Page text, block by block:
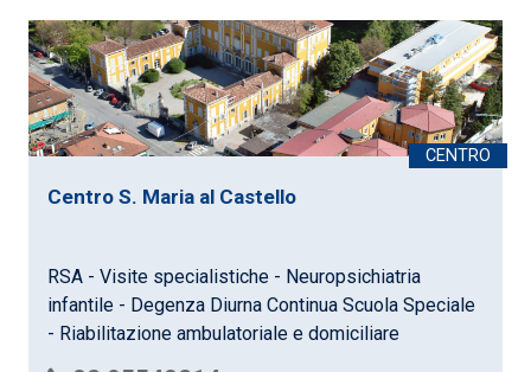
Centro S. Maria al Castello
RSA - Visite specialistiche - Neuropsichiatria
infantile - Degenza Diurna Continua Scuola Speciale
- Riabilitazione ambulatoriale e domiciliare